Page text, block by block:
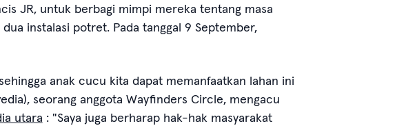
JR, untuk berbagi mimpi mereka tentang masa
instalasi potret. Pada tanggal 9 September,
anak cucu kita dapat memanfaatkan lahan ini
seorang anggota Wayfinders Circle, mengacu
utara : "Saya juga berharap hak-hak masyarakat